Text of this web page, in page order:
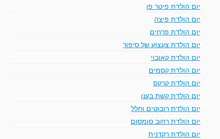
יום הולדת פיטר פן
יום הולדת פיצה
יום הולדת פרחים
יום הולדת צעצוע של סיפור
יום הולדת קאובוי
יום הולדת קסמים
יום הולדת קרקס
יום הולדת קשת בענן
יום הולדת רובוטים וחלל
יום הולדת רחוב סומסום
יום הולדת רקדנית